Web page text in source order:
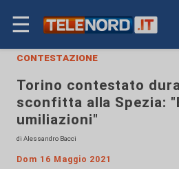
☰
contestazione
Torino contestato
sconfitta alla Spezia:
umiliazioni"
di Alessandro Bacci
Dom 16 Maggio 2021